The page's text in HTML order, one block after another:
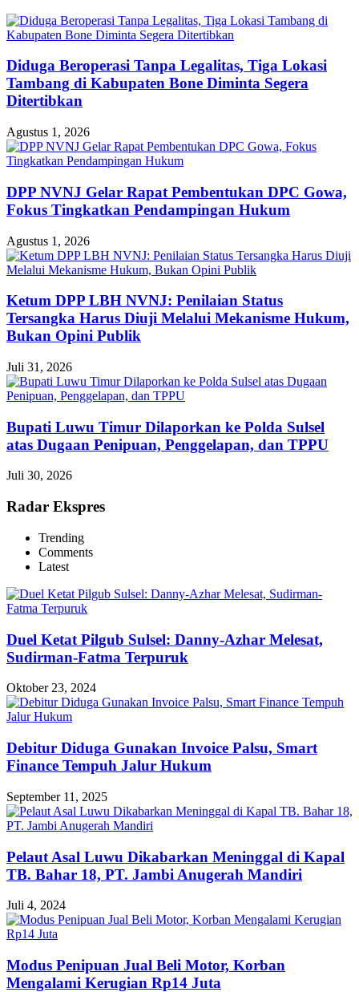
Diduga Beroperasi Tanpa Legalitas, Tiga Lokasi
Tambang di Kabupaten Bone Diminta Segera
Ditertibkan
Agustus 1, 2026
DPP NVNJ Gelar Rapat Pembentukan DPC Gowa,
Fokus Tingkatkan Pendampingan Hukum
Agustus 1, 2026
Ketum DPP LBH NVNJ: Penilaian Status
Tersangka Harus Diuji Melalui Mekanisme Hukum,
Bukan Opini Publik
Juli 31, 2026
Bupati Luwu Timur Dilaporkan ke Polda Sulsel
atas Dugaan Penipuan, Penggelapan, dan TPPU
Juli 30, 2026
Radar Ekspres
Trending
Comments
Latest
Duel Ketat Pilgub Sulsel: Danny-Azhar Melesat,
Sudirman-Fatma Terpuruk
Oktober 23, 2024
Debitur Diduga Gunakan Invoice Palsu, Smart
Finance Tempuh Jalur Hukum
September 11, 2025
Pelaut Asal Luwu Dikabarkan Meninggal di Kapal
TB. Bahar 18, PT. Jambi Anugerah Mandiri
Juli 4, 2024
Modus Penipuan Jual Beli Motor, Korban
Mengalami Kerugian Rp14 Juta